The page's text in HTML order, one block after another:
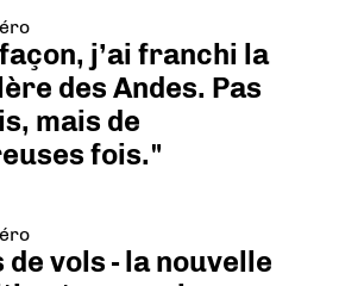
j’ai franchi la
des Andes. Pas
mais de
fois."
de vols - la nouvelle